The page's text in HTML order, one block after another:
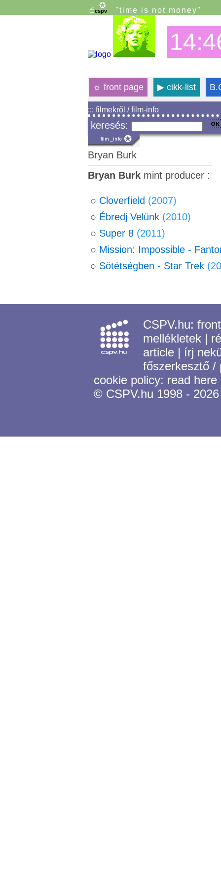
"time is not money"
☼ front page ▶cikk-list
::: filmekről / film-info
keresés:
Bryan Burk
Bryan Burkmint producer :
○ Cloverfield (2007)
○ Ébredj Velünk (2010)
○ Super 8 (2011)
○ Mission: Impossible -
○ Sötétségben - Star Trek
CSPV.hu:
mellékletek |
article | írj
főszerkesztő
cookie policy: read here
© CSPV.hu 1998 - 2026